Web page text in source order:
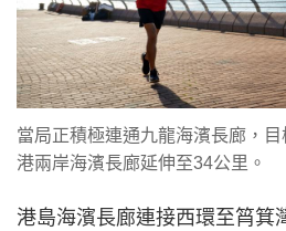
當局正積極連通九龍海濱長廊，
港兩岸海濱長廊延伸至34公里。
港島海濱長廊連接西環至筲箕